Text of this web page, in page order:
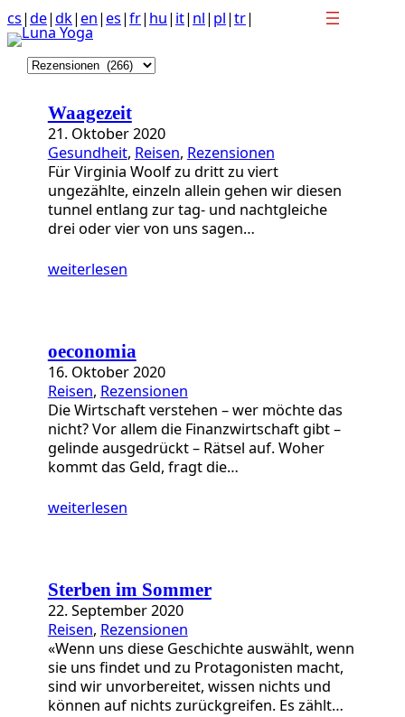
Anchor
link
to
top
Zum
Inhalt
springen
cs|de|dk| en| es|fr| hu| it| nl| pl|tr|
K
Waagezeit
21. Oktober 2020
Gesundheit, Reisen, Rezensionen
Für Virginia Woolf zu dritt zu viert
ungezählte, einzeln allein gehen wir diesen
tunnel entlang zur tag- und nachtgleiche
drei oder vier von uns sagen…
weiterlesen
oeconomia
16. Oktober 2020
Reisen, Rezensionen
Die Wirtschaft verstehen – wer möchte das
nicht? Vor allem die Finanzwirtschaft gibt –
gelinde ausgedrückt – Rätsel auf. Woher
kommt das Geld, fragt die…
weiterlesen
Sterben im Sommer
22. September 2020
Reisen, Rezensionen
«Wenn uns diese Geschichte auswählt, wenn
sie uns findet und zu Protagonisten macht,
sind wir unvorbereitet, wissen nichts und
können auf nichts zurückgreifen. Es zählt…